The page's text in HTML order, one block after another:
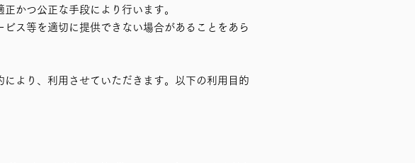
かつ公正な手段により行います。
ス等を適切に提供できない場合があることをあら
より、利用させていただきます。以下の利用目的